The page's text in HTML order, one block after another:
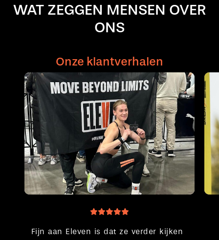
WAT ZEGGEN MENSEN OVER
ONS
Onze klantverhalen
Fijn aan Eleven is dat ze verder kijken